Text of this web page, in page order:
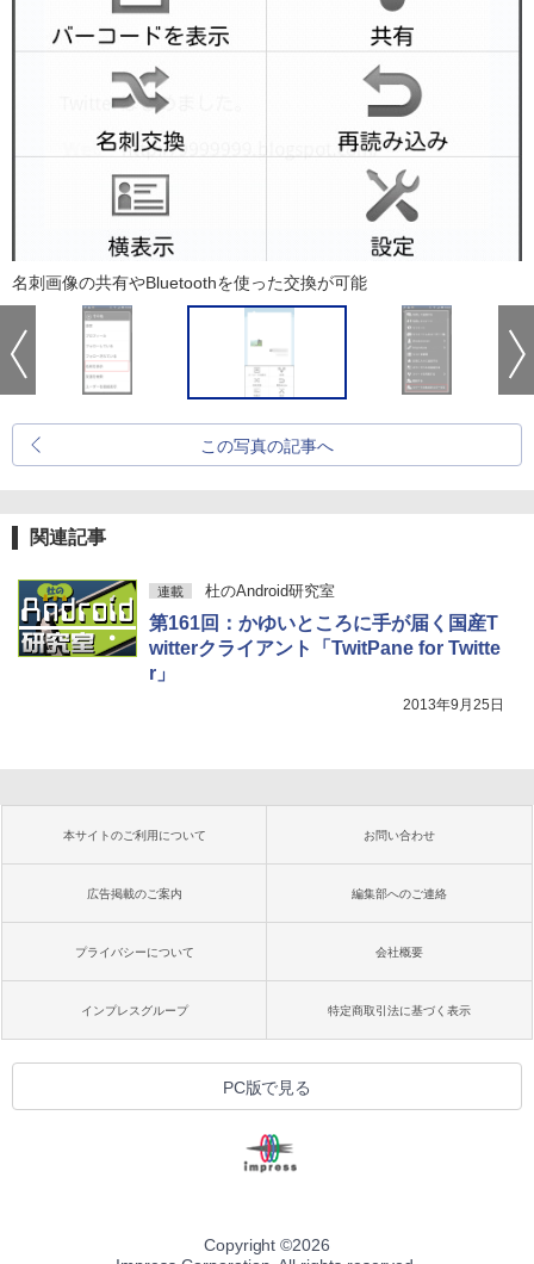
名刺画像の共有やBluetoothを使った交換が可能
この写真の記事へ
関連記事
連載 杜のAndroid研究室
第161回：かゆいところに手が届く国産T
witterクライアント「TwitPane for Twitte
r」
2013年9月25日
本サイトのご利用について お問い合わせ
広告掲載のご案内 編集部へのご連絡
プライバシーについて 会社概要
インプレスグループ 特定商取引法に基づく表示
PC版で見る
Copyright ©2026